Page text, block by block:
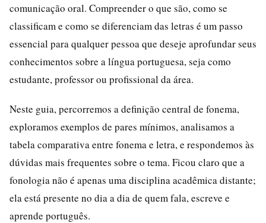
comunicação oral. Compreender o que são, como se
classificam e como se diferenciam das letras é um passo
essencial para qualquer pessoa que deseje aprofundar seus
conhecimentos sobre a língua portuguesa, seja como
estudante, professor ou profissional da área.
Neste guia, percorremos a definição central de fonema,
exploramos exemplos de pares mínimos, analisamos a
tabela comparativa entre fonema e letra, e respondemos às
dúvidas mais frequentes sobre o tema. Ficou claro que a
fonologia não é apenas uma disciplina acadêmica distante;
ela está presente no dia a dia de quem fala, escreve e
aprende português.